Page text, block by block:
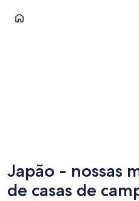
Fukuoka
Japão - nossas
de casas de